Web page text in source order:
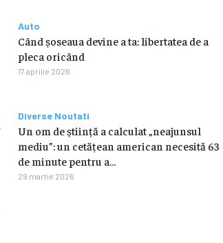
Auto
Când șoseaua devine a ta: libertatea de a
pleca oricând
17 aprilie 2026
Diverse Noutati
Un om de știință a calculat „neajunsul
mediu”: un cetățean american necesită 63
de minute pentru a…
29 martie 2026